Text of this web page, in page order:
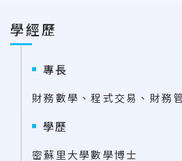
學經歷
專長
財務數學、程式交易、財務
學歷
密蘇里大學數學博士